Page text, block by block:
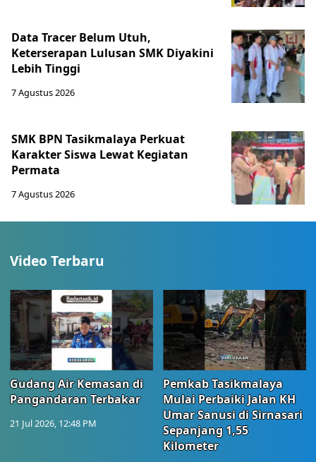
Data Tracer Belum Utuh,
Keterserapan Lulusan SMK Diyakini
Lebih Tinggi
7 Agustus 2026
SMK BPN Tasikmalaya Perkuat
Karakter Siswa Lewat Kegiatan
Permata
7 Agustus 2026
Video Terbaru
Gudang Air Kemasan di
Pangandaran Terbakar
21 Jul 2026, 12:48 PM
Pemkab Tasikmalaya
Mulai Perbaiki Jalan KH
Umar Sanusi di Sirnasari
Sepanjang 1,55
Kilometer